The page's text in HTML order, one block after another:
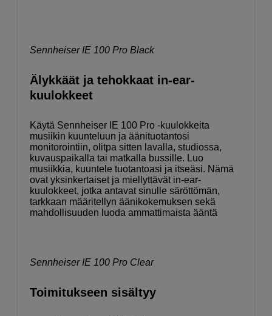
Sennheiser IE 100 Pro Black
Älykkäät ja tehokkaat in-ear-
kuulokkeet
Käytä Sennheiser IE 100 Pro -kuulokkeita
musiikin kuunteluun ja äänituotantosi
monitorointiin, olitpa sitten lavalla, studiossa,
kuvauspaikalla tai matkalla bussille. Luo
musiikkia, kuuntele tuotantoasi ja itseäsi. Nämä
ovat yksinkertaiset ja miellyttävät in-ear-
kuulokkeet, jotka antavat sinulle säröttömän,
tarkkaan määritellyn äänikokemuksen sekä
mahdollisuuden luoda ammattimaista ääntä
Sennheiser IE 100 Pro Clear
Toimitukseen sisältyy